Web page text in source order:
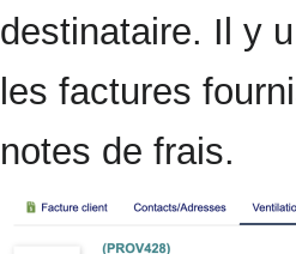
destinataire. Il y
les factures
notes de frais.